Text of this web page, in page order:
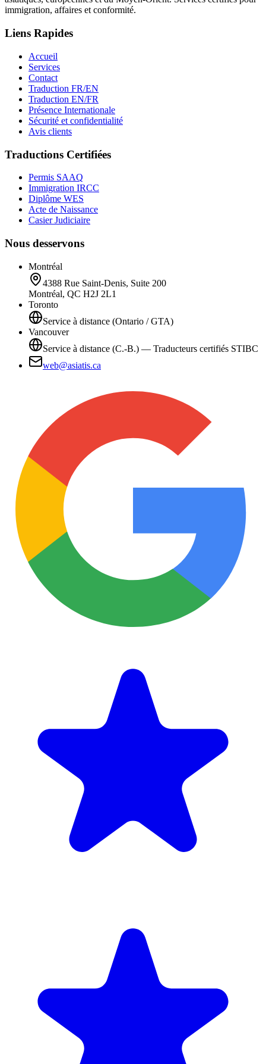
immigration, affaires et conformité.
Liens Rapides
Accueil
Services
Contact
Traduction FR/EN
Traduction EN/FR
Présence Internationale
Sécurité et confidentialité
Avis clients
Traductions Certifiées
Permis SAAQ
Immigration IRCC
Diplôme WES
Acte de Naissance
Casier Judiciaire
Nous desservons
Montréal
4388 Rue Saint-Denis, Suite 200
Montréal, QC H2J 2L1
Toronto
Service à distance (Ontario / GTA)
Vancouver
Service à distance (C.-B.) — Traducteurs certifiés STIBC
web@asiatis.ca